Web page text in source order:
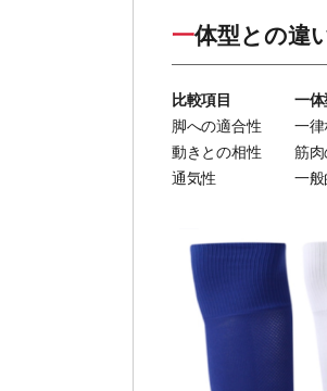
一体型との
比較項目 一
脚への適合性
一
動きとの相性
筋
通気性
一